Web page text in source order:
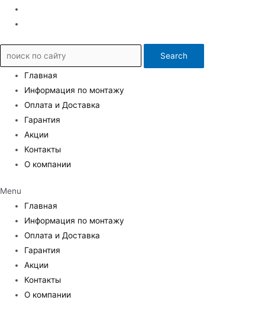
Search
Главная
Информация по монтажу
Оплата и Доставка
Гарантия
Акции
Контакты
О компании
Menu
Главная
Информация по монтажу
Оплата и Доставка
Гарантия
Акции
Контакты
О компании